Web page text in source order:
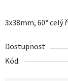
3x38mm, 60° celý
Dostupnost
Kód: